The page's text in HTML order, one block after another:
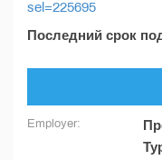
sel=225695
Последний срок
Employer: